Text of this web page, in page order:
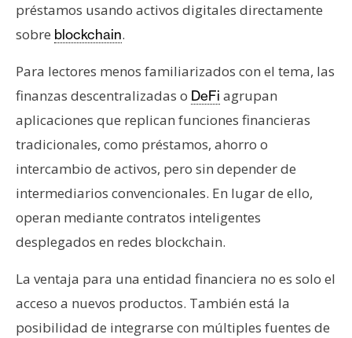
préstamos usando activos digitales directamente
sobre blockchain.
Para lectores menos familiarizados con el tema, las
finanzas descentralizadas o DeFi agrupan
aplicaciones que replican funciones financieras
tradicionales, como préstamos, ahorro o
intercambio de activos, pero sin depender de
intermediarios convencionales. En lugar de ello,
operan mediante contratos inteligentes
desplegados en redes blockchain.
La ventaja para una entidad financiera no es solo el
acceso a nuevos productos. También está la
posibilidad de integrarse con múltiples fuentes de